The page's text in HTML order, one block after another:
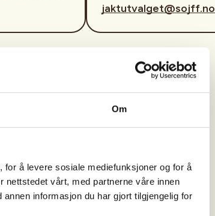
Om
å levere sosiale mediefunksjoner og for å
nettstedet vårt, med partnerne våre innen
informasjon du har gjort tilgjengelig for
jaktutvalget@sojff.no